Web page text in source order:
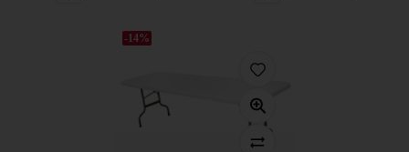
-14%